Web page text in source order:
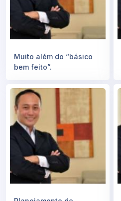
Muito além do “básico
bem feito”.